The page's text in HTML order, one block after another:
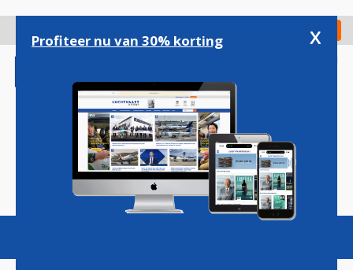
gaan
Check in
Magazine Podcasts Vacatures
Profiteer nu van 30% korting x